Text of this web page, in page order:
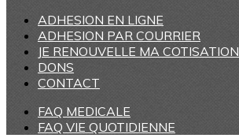
ADHESION EN LIGNE
ADHESION PAR COURRIER
JE RENOUVELLE MA COTISATION
DONS
CONTACT
FAQ MEDICALE
FAQ VIE QUOTIDIENNE